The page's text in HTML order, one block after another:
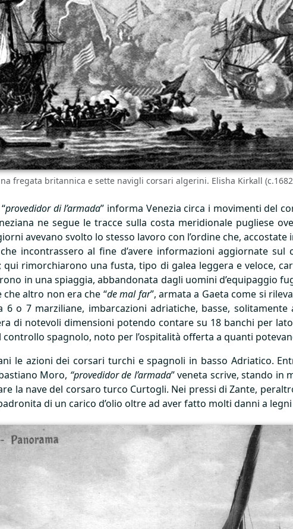
fregata britannica e sette navigli corsari algerini. Elisha Kirkall
provedidor di l’armada” informa Venezia circa i movimenti del
ne segue le tracce sulla costa meridionale pugliese
avevano svolto lo stesso lavoro con l’ordine che,
incontrassero al fine d’avere informazioni aggiornate sul
rimorchiarono una fusta, tipo di galea leggera e veloce,
in una spiaggia, abbandonata dagli uomini d’equipaggio
altro non era che “de mal far”, armata a Gaeta come si
o 7 marziliane, imbarcazioni adriatiche, basse,
di notevoli dimensioni potendo contare su 18 banchi per
spagnolo, noto per l’ospitalità offerta a quanti
le azioni dei corsari turchi e spagnoli in basso Adriatico.
Moro, “provedidor de l’armada” veneta scrive, stando in
la nave del corsaro turco Curtogli. Nei pressi di Zante,
di un carico d’olio oltre ad aver fatto molti danni a